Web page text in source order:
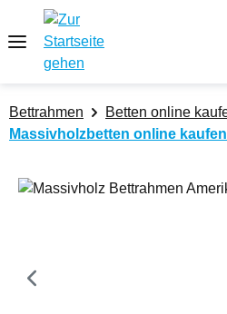
Zum Hauptinhalt springen
Bettrahmen
Betten online
Massivholzbetten online kaufen
Bildergalerie überspringen